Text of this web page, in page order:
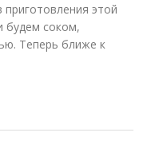
этой
будем соком,
Теперь ближе к